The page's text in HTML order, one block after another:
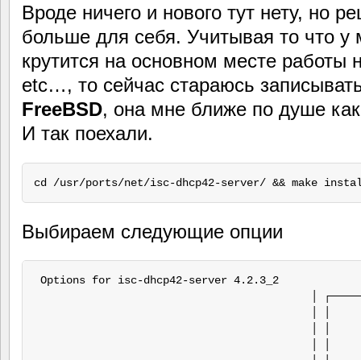
Вроде ничего и нового тут нету, но
больше для себя. Учитывая то что у
крутится на основном месте работы
etc…, то сейчас стараюсь
FreeBSD, она мне ближе по душе
И так поехали.
Выбираем следующие опции
Options for isc-dhcp42-server 4.2.3_2
│